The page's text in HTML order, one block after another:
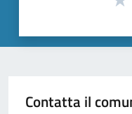
Contatta il